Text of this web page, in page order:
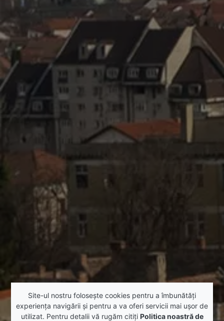
Site-ul nostru foloseşte cookies pentru a îmbunătăţi
experienţa navigării şi pentru a va oferi servicii mai uşor de
utilizat. Pentru detalii vă rugăm citiți Politica noastră de